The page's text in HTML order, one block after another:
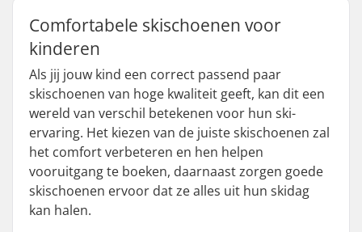
Comfortabele skischoenen voor
kinderen
Als jij jouw kind een correct passend paar
skischoenen van hoge kwaliteit geeft, kan dit een
wereld van verschil betekenen voor hun ski-
ervaring. Het kiezen van de juiste skischoenen zal
het comfort verbeteren en hen helpen
vooruitgang te boeken, daarnaast zorgen goede
skischoenen ervoor dat ze alles uit hun skidag
kan halen.